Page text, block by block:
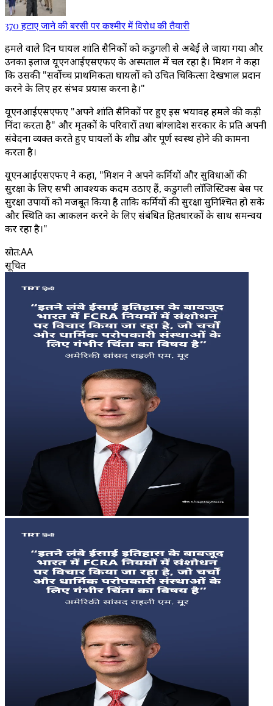
370 हटाए जाने की बरसी पर कश्मीर में विरोध की तैयारी
हमले वाले दिन घायल शांति सैनिकों को कडुगली से अबेई ले जाया गया और
उनका इलाज यूएनआईएसएफए के अस्पताल में चल रहा है। मिशन ने कहा
कि उसकी "सर्वोच्च प्राथमिकता घायलों को उचित चिकित्सा देखभाल प्रदान
करने के लिए हर संभव प्रयास करना है।"
यूएनआईएसएफए "अपने शांति सैनिकों पर हुए इस भयावह हमले की कड़ी
निंदा करता है" और मृतकों के परिवारों तथा बांग्लादेश सरकार के प्रति अपनी
संवेदना व्यक्त करते हुए घायलों के शीघ्र और पूर्ण स्वस्थ होने की कामना
करता है।
यूएनआईएसएफए ने कहा, "मिशन ने अपने कर्मियों और सुविधाओं की
सुरक्षा के लिए सभी आवश्यक कदम उठाए हैं, कडुगली लॉजिस्टिक्स बेस पर
सुरक्षा उपायों को मजबूत किया है ताकि कर्मियों की सुरक्षा सुनिश्चित हो सके
और स्थिति का आकलन करने के लिए संबंधित हितधारकों के साथ समन्वय
कर रहा है।"
स्रोत:AA
सूचित